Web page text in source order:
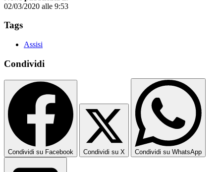
02/03/2020 alle 9:53
Tags
Assisi
Condividi
Condividi su Facebook Condividi su X Condividi su WhatsApp